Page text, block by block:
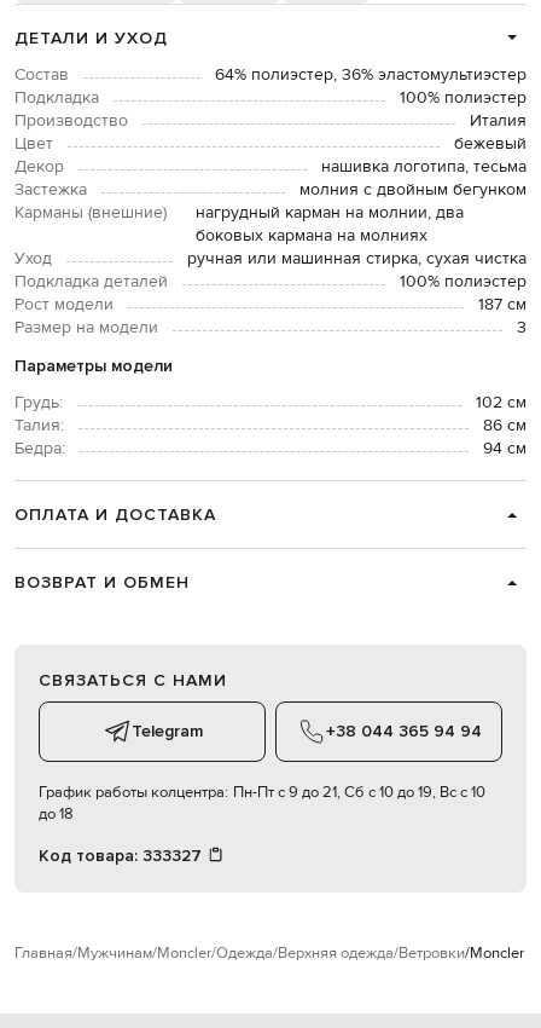
ДЕТАЛИ И УХОД
Состав
64% полиэстер, 36% эластомультиэстер
Подкладка
100% полиэстер
Производство
Италия
Цвет
бежевый
Декор
нашивка логотипа, тесьма
Застежка
молния с двойным бегунком
Карманы (внешние)
нагрудный карман на молнии, два
боковых кармана на молниях
Уход
ручная или машинная стирка, сухая чистка
Подкладка деталей
100% полиэстер
Рост модели
187 см
Размер на модели
3
Параметры модели
Грудь:
102 см
Талия:
86 см
Бедра:
94 см
ОПЛАТА И ДОСТАВКА
ВОЗВРАТ И ОБМЕН
СВЯЗАТЬСЯ С НАМИ
Telegram +38 044 365 94 94
График работы колцентра: Пн-Пт с 9 до 21, Сб с 10 до 19, Вс с 10
до 18
Код товара: 333327
Главная Мужчинам Moncler Одежда Верхняя одежда Ветровки Moncler